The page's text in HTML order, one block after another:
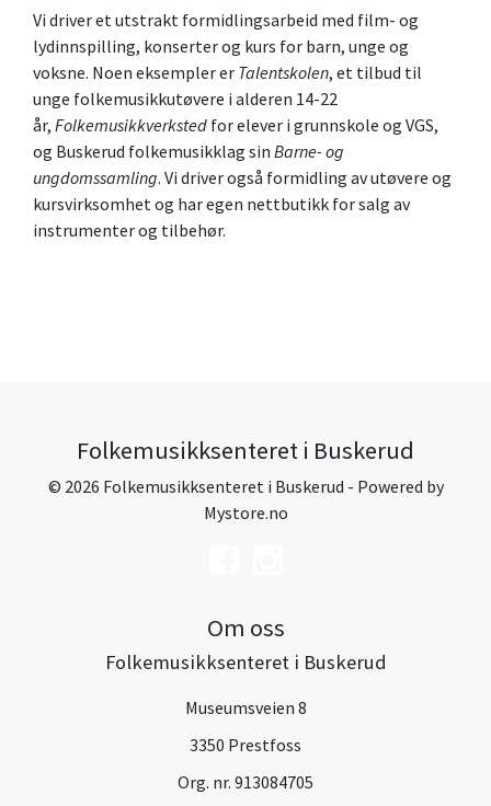
Vi driver et utstrakt formidlingsarbeid med film- og
lydinnspilling, konserter og kurs for barn, unge og
voksne. Noen eksempler er Talentskolen, et tilbud til
unge folkemusikkutøvere i alderen 14-22
år, Folkemusikkverksted for elever i grunnskole og VGS,
og Buskerud folkemusikklag sin Barne- og
ungdomssamling. Vi driver også formidling av utøvere og
kursvirksomhet og har egen nettbutikk for salg av
instrumenter og tilbehør.
Folkemusikksenteret i Buskerud
© 2026 Folkemusikksenteret i Buskerud - Powered by
Mystore.no
Om oss
Folkemusikksenteret i Buskerud
Museumsveien 8
3350 Prestfoss
Org. nr. 913084705